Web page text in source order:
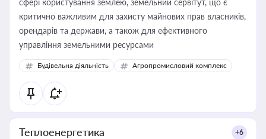
сфері користування землею, земельний сервітут, що є
критично важливим для захисту майнових прав власників,
орендарів та держави, а також для ефективного
управління земельними ресурсами
Будівельна діяльність Агропромисловий комплекс
Теплоенергетика +6